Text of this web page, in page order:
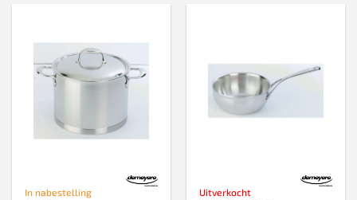
In nabestelling Uitverkocht